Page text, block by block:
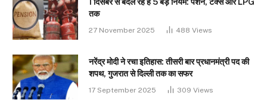
तक
27 November 2025 488 Views
नरेंद्र मोदी ने रचा इतिहास: तीसरी बार प्रधानमंत्री पद की
शपथ, गुजरात से दिल्ली तक का सफर
17 September 2025 309 Views